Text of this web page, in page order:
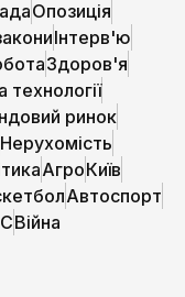
Опозиція
Інтерв'ю
Здоров'я
технології
ринок
Нерухомість
АгроКиїв
Автоспорт
Війна